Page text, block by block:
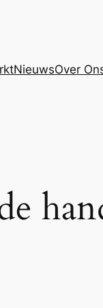
NieuwsOver